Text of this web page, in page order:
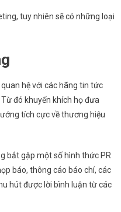
tuy nhiên sẽ có những loại
hệ với các hãng tin tức
đó khuyến khích họ đưa
tích cực về thương hiệu
bắt gặp một số hình thức PR
báo, thông cáo báo chí, các
hút được lời bình luận từ các